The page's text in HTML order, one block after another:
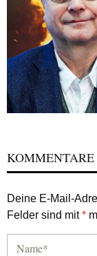
KOMMENTARE
Deine E-Mail-
Felder sind mit*